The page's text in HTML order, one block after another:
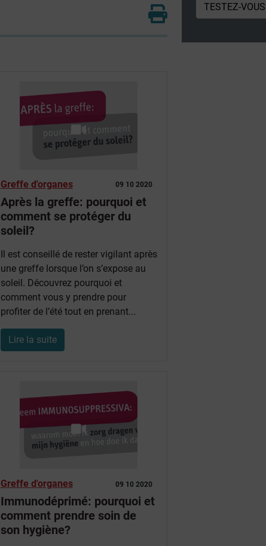
09 10 2020
Greffe d'organes
Après la greffe: pourquoi et
comment se protéger du
soleil?
Il est conseillé de rester vigilant après
une greffe lorsque l’on s’expose au
soleil. Découvrez pourquoi et
comment vous y prendre pour
profiter de l’été tout en prenant...
Lire la suite
09 10 2020
Greffe d'organes
Immunodéprimé: pourquoi et
comment prendre soin de
son hygiène?
TESTEZ-VOUS